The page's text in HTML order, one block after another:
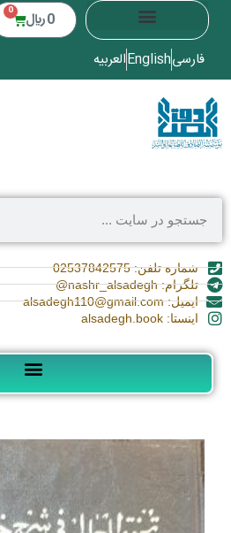
0 ﷼ 0
فارسیEnglishالعربیه
شماره تلفن: 02537842575
تلگرام: nashr_alsadegh@
ایمیل: alsadegh110@gmail.com
اینستا: alsadegh.book